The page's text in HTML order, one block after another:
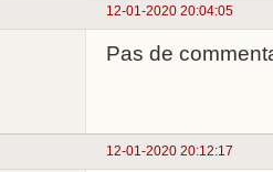
12-01-2020 20:04:05
Pas de
12-01-2020 20:12:17